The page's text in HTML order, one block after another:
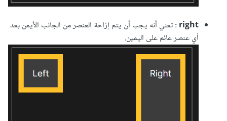
right : تعني أنه يجب أن يتم إزاحة العنصر من الجانب الأيمن بعد
أي عنصر عائم على اليمين.